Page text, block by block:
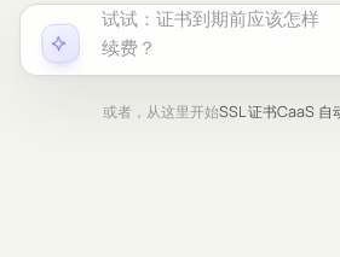
试试： 证书到期前应该怎样
续费？
或者，从这里开始SSL 证书CaaS 自